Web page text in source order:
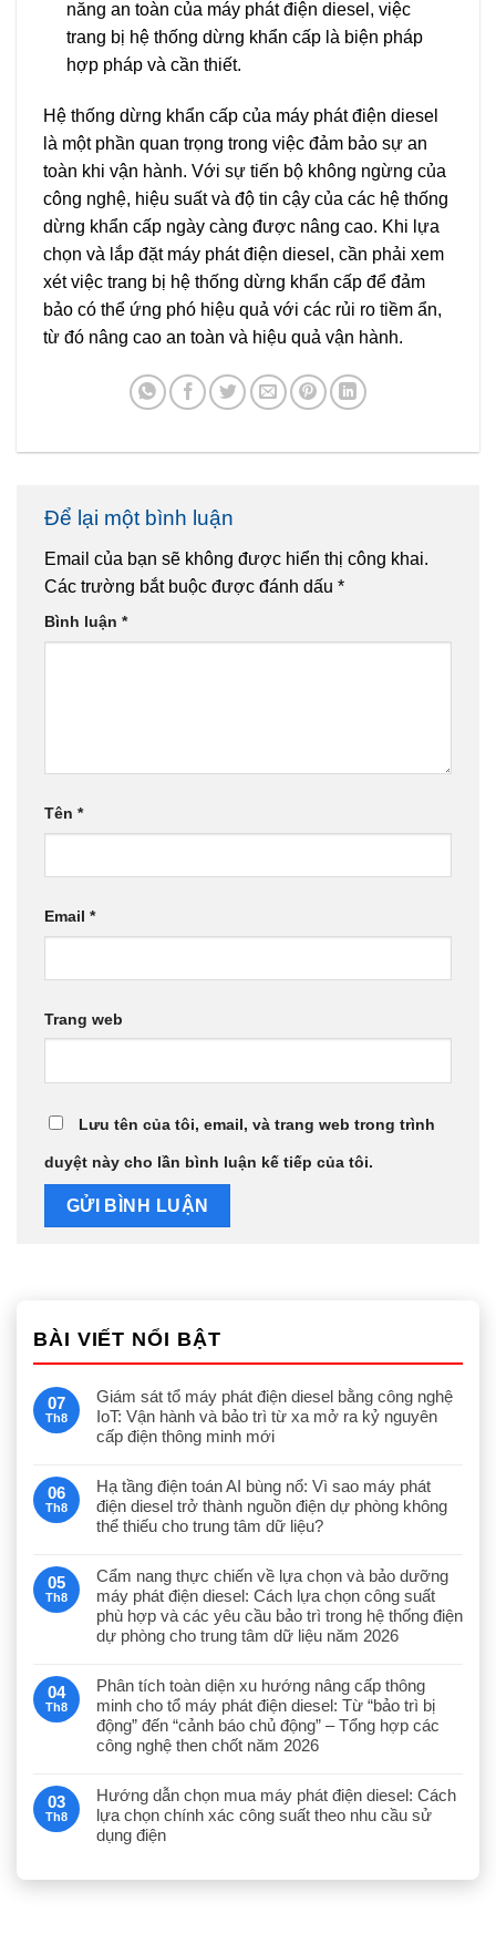
năng an toàn của máy phát điện diesel, việc
trang bị hệ thống dừng khẩn cấp là biện pháp
hợp pháp và cần thiết.
Hệ thống dừng khẩn cấp của máy phát điện diesel
là một phần quan trọng trong việc đảm bảo sự an
toàn khi vận hành. Với sự tiến bộ không ngừng của
công nghệ, hiệu suất và độ tin cậy của các hệ thống
dừng khẩn cấp ngày càng được nâng cao. Khi lựa
chọn và lắp đặt máy phát điện diesel, cần phải xem
xét việc trang bị hệ thống dừng khẩn cấp để đảm
bảo có thể ứng phó hiệu quả với các rủi ro tiềm ẩn,
từ đó nâng cao an toàn và hiệu quả vận hành.
Để lại một bình luận
Email của bạn sẽ không được hiển thị công khai.
Các trường bắt buộc được đánh dấu *
Bình luận *
Tên *
Email *
Trang web
Lưu tên của tôi, email, và trang web trong trình
duyệt này cho lần bình luận kế tiếp của tôi.
BÀI VIẾT NỔI BẬT
07
Th8
Giám sát tổ máy phát điện diesel bằng công nghệ
IoT: Vận hành và bảo trì từ xa mở ra kỷ nguyên
cấp điện thông minh mới
06
Th8
Hạ tầng điện toán AI bùng nổ: Vì sao máy phát
điện diesel trở thành nguồn điện dự phòng không
thể thiếu cho trung tâm dữ liệu?
05
Th8
Cẩm nang thực chiến về lựa chọn và bảo dưỡng
máy phát điện diesel: Cách lựa chọn công suất
phù hợp và các yêu cầu bảo trì trong hệ thống điện
dự phòng cho trung tâm dữ liệu năm 2026
04
Th8
Phân tích toàn diện xu hướng nâng cấp thông
minh cho tổ máy phát điện diesel: Từ “bảo trì bị
động” đến “cảnh báo chủ động” – Tổng hợp các
công nghệ then chốt năm 2026
03
Th8
Hướng dẫn chọn mua máy phát điện diesel: Cách
lựa chọn chính xác công suất theo nhu cầu sử
dụng điện